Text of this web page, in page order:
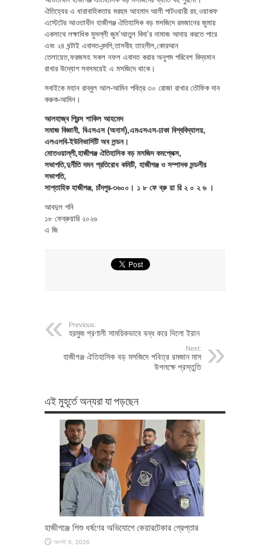
ঐতিহ্যের এ ধারাবাহিকতায় মরহুম আহমাদ আলী পাটওয়ারী রহ.ওয়াকফ
এস্টেটের আওতাধীন হাজীগঞ্জ ঐতিহাসিক বড় মসজিদে রমজানের জুমায়
একসাথে লক্ষাধিক মুসল্লী জুম’আতুল বিদা’র নামাজ আদায় করতে পারে
এবং ২৪ ঘন্টাই এবাদত-বন্দগি,তাসবীহ তাহলীল,কোরআন
তেলায়েত,ফরজসহ সকল নফল এবাদত করার অনুপম পরিবেশ বিদ্যমান
রাখার উদ্যোগ সবসময়েই এ মসজিদে থাকে।
সবাইকে মহান রাব্বুল আল-আমিন পবিত্র ৩০ রোজা রাখার তৌফিক দান
করুক-আমিন।
আলহাজ্ব প্রিন্স শাকিল আহমেদ
সমাজ বিজ্ঞানী, বিএসএস (অনার্স),এমএসএস-ঢাকা বিশ্ববিদ্যালয়,
এলএলবি-ইউনিভার্সিটি অব লন্ডন।
মোতওয়াল্লী,হাজীগঞ্জ ঐতিহাসিক বড় মসজিদ কমপ্লেক্স,
সভাপতি,দুর্নীতি দমন প্রতিরোধ কমিটি, হাজীগঞ্জ ও সম্পাদক মন্ডলীর
সভাপতি,
সাপ্তাহিক হাজীগঞ্জ, চাঁদপুর-৩৬০০। ১ ৮ ফে ব্রু য়া রি ২ ০ ২ ৬ ।
আবদুল গনি
১৮ ফেব্রুয়ারি ২০২৬
এ জি
Previous:
হরমুজ প্রণালী সাময়িকভাবে বন্ধ করে দিলো ইরান
Next:
হাজীগঞ্জ ঐতিহাসিক বড় মসজিদে পবিত্র রমজান মাস
উপলক্ষে প্রস্তুতি
এই মুহূর্তে অন্যরা যা পড়ছেন
হাজীগঞ্জে শিশু ধর্ষণের অভিযোগে কেয়ারটেকার গ্রেপ্তার
আগস্ট 6, 2026